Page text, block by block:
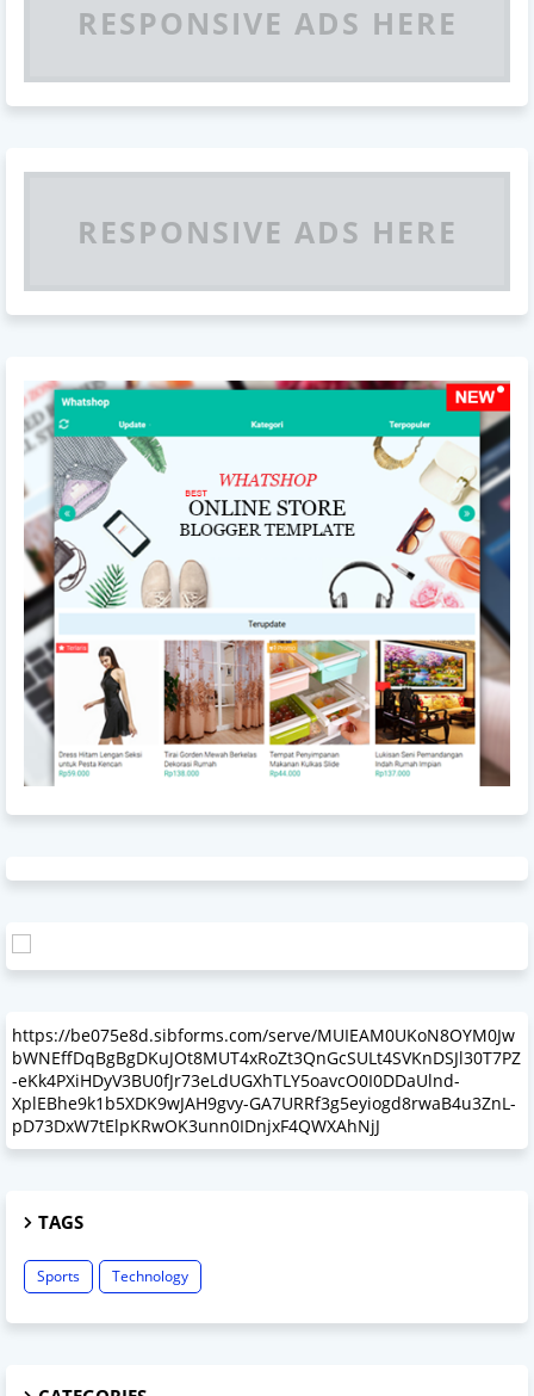
RESPONSIVE ADS HERE
RESPONSIVE ADS HERE
https://be075e8d.sibforms.com/serve/MUIEAM0UKoN8OYM0Jw
bWNEffDqBgBgDKuJOt8MUT4xRoZt3QnGcSULt4SVKnDSJl30T7PZ
-eKk4PXiHDyV3BU0fJr73eLdUGXhTLY5oavcO0I0DDaUlnd-
XplEBhe9k1b5XDK9wJAH9gvy-GA7URRf3g5eyiogd8rwaB4u3ZnL-
pD73DxW7tElpKRwOK3unn0IDnjxF4QWXAhNjJ
TAGS
Sports Technology